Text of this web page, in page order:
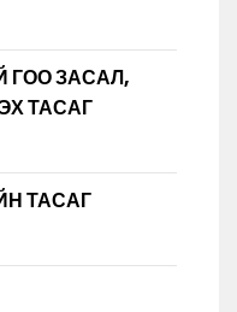
ГОО ЗАСАЛ,
ТАСАГ
ТАСАГ